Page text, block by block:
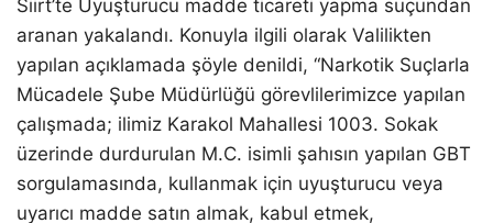
Youtube
Siirt’te Uyuşturucu madde ticareti yapma suçundan
aranan yakalandı. Konuyla ilgili olarak Valilikten
yapılan açıklamada şöyle denildi, “Narkotik Suçlarla
Mücadele Şube Müdürlüğü görevlilerimizce yapılan
çalışmada; ilimiz Karakol Mahallesi 1003. Sokak
üzerinde durdurulan M.C. isimli şahısın yapılan GBT
sorgulamasında, kullanmak için uyuşturucu veya
uyarıcı madde satın almak, kabul etmek,